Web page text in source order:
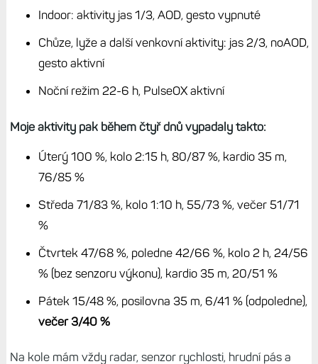
pohotovosti u většího modelu, s GPS pak 20 hodin. To na
první pohled není o moc více než Venu X1, ale v reálu je
ten rozdíl o dost větší. Je to dáno jednak větším displejem,
jednak menší baterií (a také absencí mapy). Můj test
řídítkách, a to v teplotách lehce pod nulou (od cca -4 do
-1).
straně jsou venku horší světelné podmínky a displej tudíž
nemusí tolik svítit. Když jedu v inverzi nebo pozdě
odpoledne, jede displej na minimum, i když mám
nastavený jas 3/3. Se zobrazenými daty si Venu X1
4 pak 5 % za hodinu (výdrž cca 20 hodin). Údaj výdrže
Venu X1 je tedy nadhodnocený, ale u Venu 4 sedí.
Hodinky mám nastavené takto:
Režim hodinek: jas 1/3, noAOD, gesto zapnuté
Cyklistika: jas 3/3, AOD